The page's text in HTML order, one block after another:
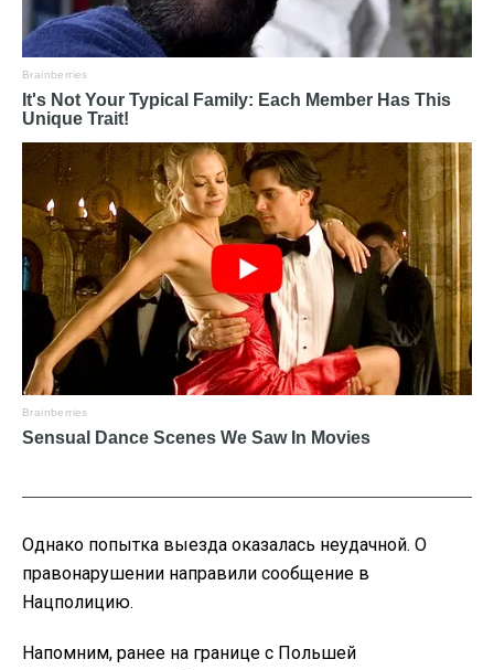
Однако попытка выезда оказалась неудачной. О
правонарушении направили сообщение в
Нацполицию.
Напомним, ранее на границе с Польшей